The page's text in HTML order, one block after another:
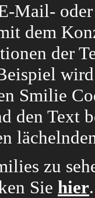
Mail-
dem
der
Smilie
den Text
zu
Sie hier.